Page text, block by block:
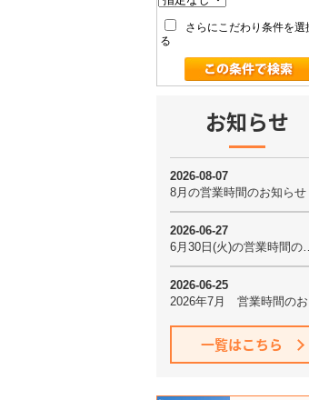
さらにこだわり条件を選
る
お知らせ
一覧はこちら